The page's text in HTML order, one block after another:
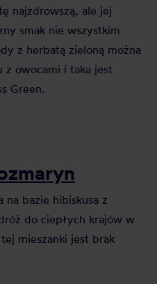
najzdrowszą, ale jej
smak nie wszystkim
z herbatą zieloną można
z owocami i taka jest
Green.
na bazie hibiskusa z
do ciepłych krajów w
mieszanki jest brak